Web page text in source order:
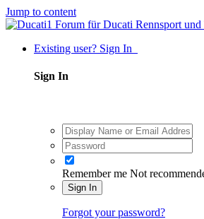
Jump to content
Existing user? Sign In
Sign In
Remember me Not
Sign In
Forgot your password?